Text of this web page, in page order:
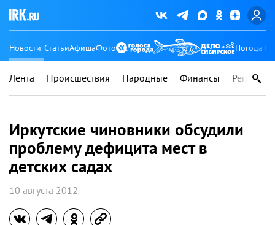
Новости СтатьиАфишаФото Погода
Лента Происшествия Народные Финансы Регионы
Иркутские чиновники обсудили
проблему дефицита мест в
детских садах
10 августа 2012